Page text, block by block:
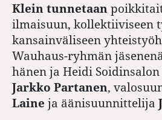
Klein tunnetaan
ilmaisuun, kollektiiviseen
kansainväliseen
Wauhaus-ryhmän
hänen ja Heidi
Jarkko Partanen,
Laine ja äänisuunnittelija